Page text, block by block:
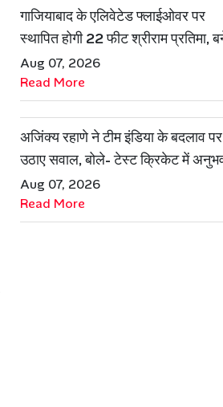
गाजियाबाद के एलिवेटेड फ्लाईओवर पर
स्थापित होगी 22 फीट श्रीराम प्रतिमा,
शहर की नई पहचान
Aug 07, 2026
Read More
अजिंक्य रहाणे ने टीम इंडिया के बदलाव पर
उठाए सवाल, बोले- टेस्ट क्रिकेट में
की जरूरत हमेशा रहेगी
Aug 07, 2026
Read More